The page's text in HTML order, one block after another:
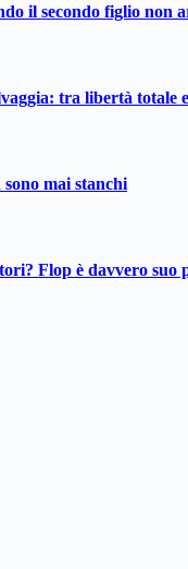
il secondo figlio non
tra libertà totale
mai stanchi
Flop è davvero suo